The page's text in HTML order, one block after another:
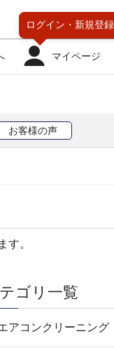
マイページ
ログイン・ 新規登録
お客様の声
す。
ゴリ一覧
アコンクリーニング